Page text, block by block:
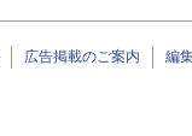
広告掲載のご案内 編